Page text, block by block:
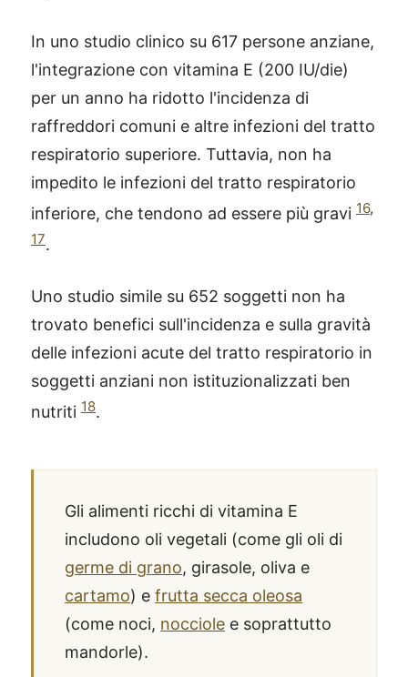
In uno studio clinico su 617 persone anziane,
l'integrazione con vitamina E (200 IU/die)
per un anno ha ridotto l'incidenza di
raffreddori comuni e altre infezioni del tratto
respiratorio superiore. Tuttavia, non ha
impedito le infezioni del tratto respiratorio
inferiore, che tendono ad essere più gravi 16,
17.
Uno studio simile su 652 soggetti non ha
trovato benefici sull'incidenza e sulla gravità
delle infezioni acute del tratto respiratorio in
soggetti anziani non istituzionalizzati ben
nutriti 18.
Gli alimenti ricchi di vitamina E
includono oli vegetali (come gli oli di
germe di grano, girasole, oliva e
cartamo) e frutta secca oleosa
(come noci, nocciole e soprattutto
mandorle).